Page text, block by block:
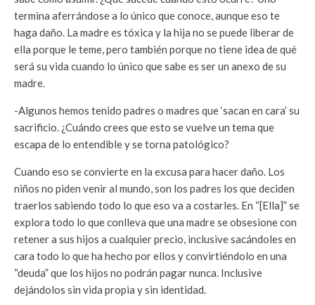
termina aferrándose a lo único que conoce, aunque eso te
haga daño. La madre es tóxica y la hija no se puede liberar de
ella porque le teme, pero también porque no tiene idea de qué
será su vida cuando lo único que sabe es ser un anexo de su
madre.
-Algunos hemos tenido padres o madres que ‘sacan en cara’ su
sacrificio. ¿Cuándo crees que esto se vuelve un tema que
escapa de lo entendible y se torna patológico?
Cuando eso se convierte en la excusa para hacer daño. Los
niños no piden venir al mundo, son los padres los que deciden
traerlos sabiendo todo lo que eso va a costarles. En “[Ella]” se
explora todo lo que conlleva que una madre se obsesione con
retener a sus hijos a cualquier precio, inclusive sacándoles en
cara todo lo que ha hecho por ellos y convirtiéndolo en una
“deuda” que los hijos no podrán pagar nunca. Inclusive
dejándolos sin vida propia y sin identidad.